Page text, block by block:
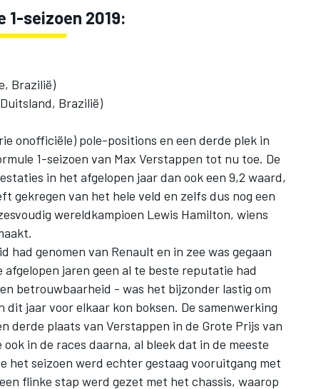
1-seizoen 2019:
Brazilië)
Brazilië)
onofficiële) pole-positions en een derde plek in
1-seizoen van Max Verstappen tot nu toe. De
in het afgelopen jaar dan ook een 9,2 waard,
gekregen van het hele veld en zelfs dus nog een
wereldkampioen Lewis Hamilton, wiens
had genomen van Renault en in zee was gegaan
jaren geen al te beste reputatie had
betrouwbaarheid - was het bijzonder lastig om
jaar voor elkaar kon boksen. De samenwerking
derde plaats van Verstappen in de Grote Prijs van
in de races daarna, al bleek dat in de meeste
het seizoen werd echter gestaag vooruitgang met
flinke stap werd gezet met het chassis, waarop